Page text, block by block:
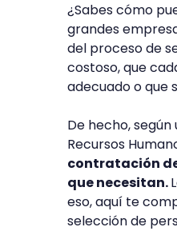
¿Sabes cómo
grandes
del proceso de
costoso, que
adecuado o que
De hecho, según
Recursos
contratación
que necesitan.
eso, aquí te
selección de